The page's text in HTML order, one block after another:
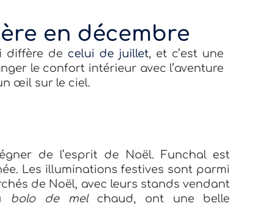
en décembre
diffère de celui de juillet, et c’est une
le confort intérieur avec l’aventure
œil sur le ciel.
de l’esprit de Noël. Funchal est
Les illuminations festives sont parmi
de Noël, avec leurs stands vendant
bolo de melchaud, ont une belle